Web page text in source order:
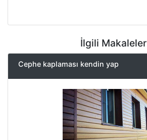
İlgili Makaleler
Cephe kaplaması kendin yap